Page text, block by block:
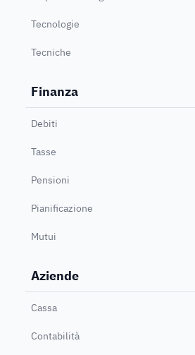
Tecnologie
Tecniche
Finanza
Debiti
Tasse
Pensioni
Pianificazione
Mutui
Aziende
Cassa
Contabilità